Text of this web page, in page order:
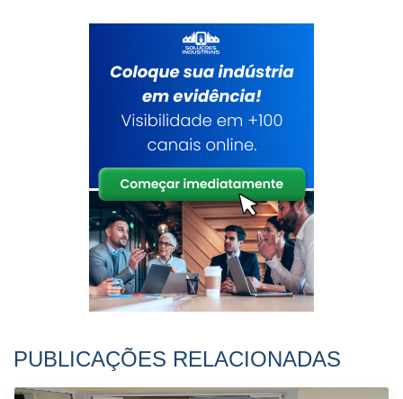
PUBLICAÇÕES RELACIONADAS